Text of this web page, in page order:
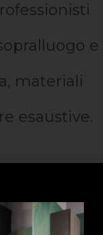
e
materiali
esaustive.
di